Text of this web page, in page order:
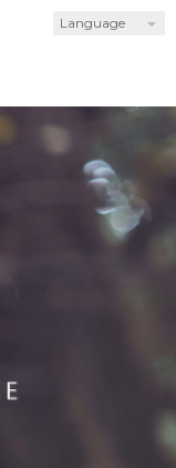
Language